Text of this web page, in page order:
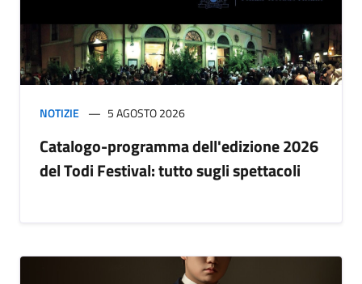
NOTIZIE 5 AGOSTO 2026
Catalogo-programma dell'edizione 2026
del Todi Festival: tutto sugli spettacoli